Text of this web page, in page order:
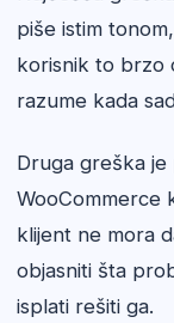
piše istim
korisnik to brzo
razume kada
Druga greška
WooCommerce
klijent ne mora
objasniti šta
isplati rešiti ga.